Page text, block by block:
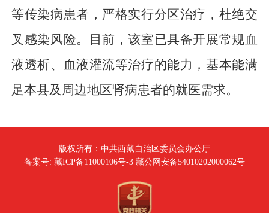
等传染病患者，严格实行分区治疗，杜绝交
叉感染风险。目前，该室已具备开展常规血
液透析、血液灌流等治疗的能力，基本能满
足本县及周边地区肾病患者的就医需求。
版权所有：中共西藏自治区委员会办公厅
备案号: 藏ICP备11000106号-3 藏公网安备54010202000062号